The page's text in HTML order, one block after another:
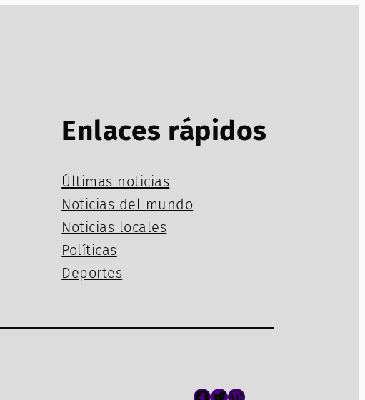
Enlaces rápidos
Últimas noticias
Noticias del mundo
Noticias locales
Políticas
Deportes
Facebook Twitter WordPress